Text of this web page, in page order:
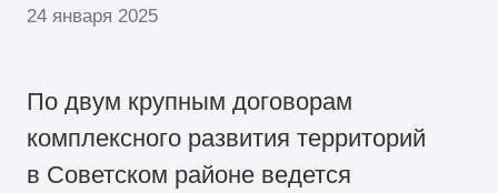
24 января 2025
По двум крупным договорам
комплексного развития территорий
в Советском районе ведется